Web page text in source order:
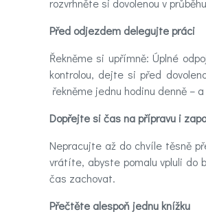
účinnou
pomoc
Videa
Kontakt
Registrace
rozvrhněte si dovolenou v
Před odjezdem delegujte práci
Řekněme si upřímně: Úplné
kontrolou, dejte si před
řekněme jednu hodinu denně –
Dopřejte si čas na přípravu i
Nepracujte až do chvíle těsně
vrátíte, abyste pomalu vpluli do
čas zachovat.
Přečtěte alespoň jednu knížku